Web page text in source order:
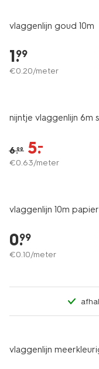
vlaggenlijn goud 10m
1.
99
€0.20/meter
nijntje vlaggenlijn 6m
6.99 5.
–
€0.63/meter
vlaggenlijn 10m
0.
99
€0.10/meter
vlaggenlijn